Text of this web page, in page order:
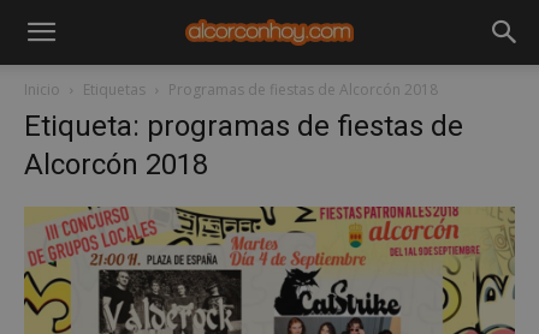
Inicio Etiquetas Programas de fiestas de Alcorcón 2018
Etiqueta: programas de fiestas de
Alcorcón 2018